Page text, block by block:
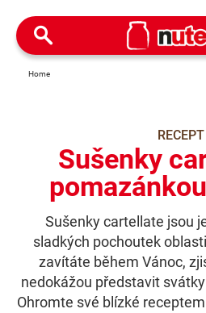
Home
RECEPT
Sušenky
Sušenky cartellate jsou
sladkých pochoutek
zavítáte během Vánoc,
nedokážou představit
Ohromte své blízké